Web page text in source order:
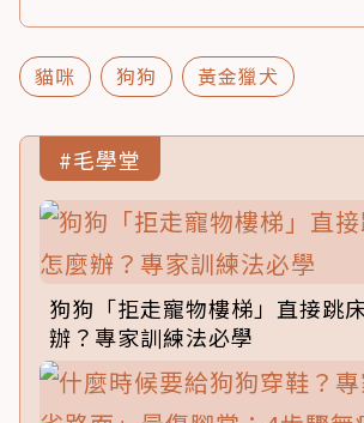
貓咪 狗狗 黃金獵犬
#毛學堂
狗狗「拒走寵物樓梯」直接跳
辦？專家訓練法必學